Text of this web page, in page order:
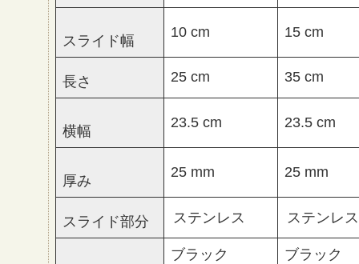
スライド幅
10 cm 15 cm
長さ 25 cm 35 cm
横幅
23.5 cm 23.5 cm
厚み
25 mm 25 mm
スライド部分 ステンレス ステンレス
ブラック ブラック